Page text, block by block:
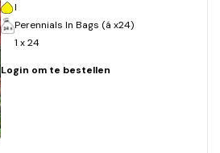
I
Perennials In Bags (á x24)
1 x 24
Login om te bestellen